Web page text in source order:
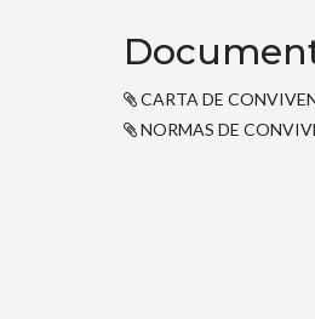
CARTA DE
NORMAS DE